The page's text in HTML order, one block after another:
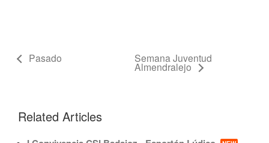
Pasado Semana Juventud
Almendralejo
Related Articles